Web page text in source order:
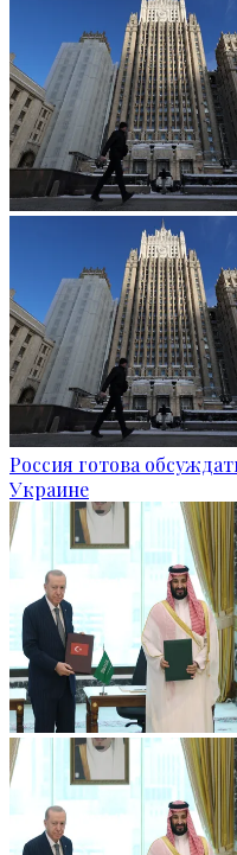
Россия готова
Украине